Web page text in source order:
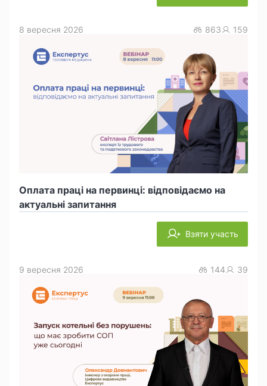
Оплата праці на первинці: відповідаємо на
актуальні запитання
8 вересня 2026 863 159
Взяти участь
9 вересня 2026 144 39